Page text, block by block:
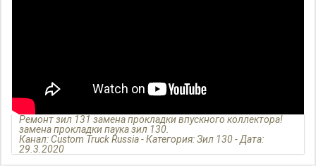
Ремонт зил 131 замена прокладки впускного коллектора!
замена прокладки паука зил 130.
Канал: Custom Truck Russia - Категория: Зил 130 - Дата:
29.3.2020